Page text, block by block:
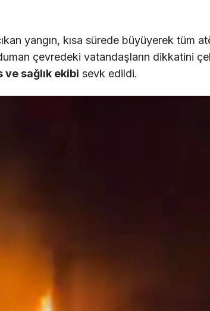
yangın, kısa sürede büyüyerek tüm
çevredeki vatandaşların dikkatini
sağlık ekibi sevk edildi.